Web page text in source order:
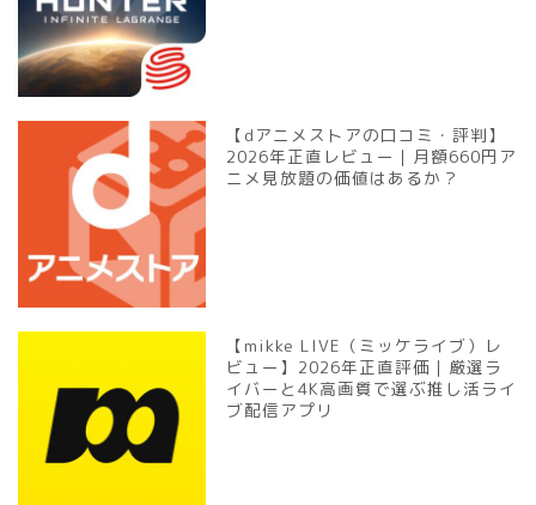
【dアニメストアの口コミ・評判】
2026年正直レビュー｜月額660円ア
ニメ見放題の価値はあるか？
【mikke LIVE（ミッケライブ）レ
ビュー】2026年正直評価｜厳選ラ
イバーと4K高画質で選ぶ推し活ライ
ブ配信アプリ